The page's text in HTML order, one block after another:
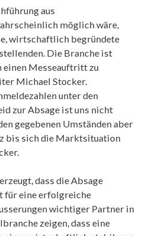
aus
möglich wäre,
wirtschaftlich begründete
Die Branche ist
einen Messeauftritt zu
Michael Stocker.
unter den
zur Absage ist uns nicht
gegebenen Umständen aber
bis sich die Marktsituation
dass die Absage
für eine erfolgreiche
wichtiger Partner in
zeigen, dass eine